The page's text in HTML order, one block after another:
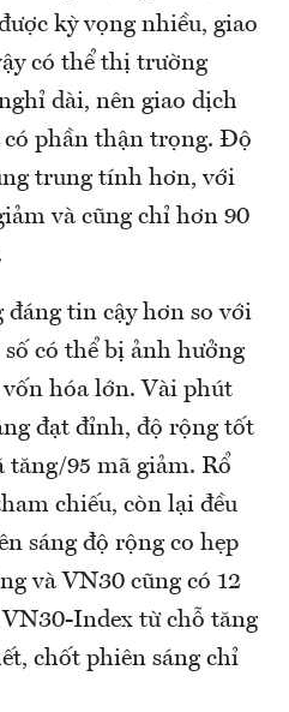
kỳ vọng nhiều, giao
có thể thị trường
dài, nên giao dịch
phần thận trọng. Độ
trung tính hơn, với
và cũng chỉ hơn 90
tin cậy hơn so với
có thể bị ảnh hưởng
hóa lớn. Vài phút
đạt đỉnh, độ rộng tốt
95 mã giảm. Rổ
chiếu, còn lại đều
sáng độ rộng co hẹp
và VN30 cũng có 12
Index từ chỗ tăng
chốt phiên sáng chỉ